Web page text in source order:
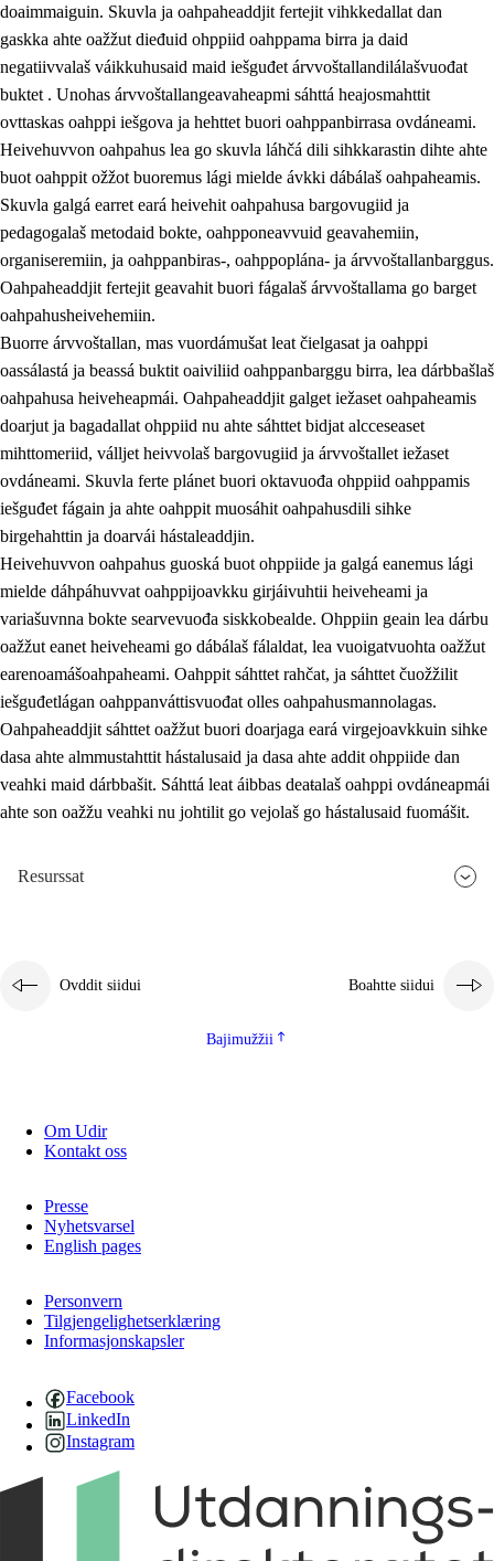
doaimmaiguin. Skuvla ja oahpaheaddjit fertejit vihkkedallat dan
gaskka ahte oažžut dieđuid ohppiid oahppama birra ja daid
negatiivvalaš váikkuhusaid maid iešguđet árvvoštallandilálašvuođat
buktet . Unohas árvvoštallangeavaheapmi sáhttá heajosmahttit
ovttaskas oahppi iešgova ja hehttet buori oahppanbirrasa ovdáneami.
Heivehuvvon oahpahus lea go skuvla láhčá dili sihkkarastin dihte ahte
buot oahppit ožžot buoremus lági mielde ávkki dábálaš oahpaheamis.
Skuvla galgá earret eará heivehit oahpahusa bargovugiid ja
pedagogalaš metodaid bokte, oahpponeavvuid geavahemiin,
organiseremiin, ja oahppanbiras-, oahppoplána- ja árvvoštallanbarggus.
Oahpaheaddjit fertejit geavahit buori fágalaš árvvoštallama go barget
oahpahusheivehemiin.
Buorre árvvoštallan, mas vuordámušat leat čielgasat ja oahppi
oassálastá ja beassá buktit oaiviliid oahppanbarggu birra, lea dárbbašlaš
oahpahusa heiveheapmái. Oahpaheaddjit galget iežaset oahpaheamis
doarjut ja bagadallat ohppiid nu ahte sáhttet bidjat alcceseaset
mihttomeriid, válljet heivvolaš bargovugiid ja árvvoštallet iežaset
ovdáneami. Skuvla ferte plánet buori oktavuođa ohppiid oahppamis
iešguđet fágain ja ahte oahppit muosáhit oahpahusdili sihke
birgehahttin ja doarvái hástaleaddjin.
Heivehuvvon oahpahus guoská buot ohppiide ja galgá eanemus lági
mielde dáhpáhuvvat oahppijoavkku girjáivuhtii heiveheami ja
variašuvnna bokte searvevuođa siskkobealde. Ohppiin geain lea dárbu
oažžut eanet heiveheami go dábálaš fálaldat, lea vuoigatvuohta oažžut
earenoamášoahpaheami. Oahppit sáhttet rahčat, ja sáhttet čuožžilit
iešguđetlágan oahppanváttisvuođat olles oahpahusmannolagas.
Oahpaheaddjit sáhttet oažžut buori doarjaga eará virgejoavkkuin sihke
dasa ahte almmustahttit hástalusaid ja dasa ahte addit ohppiide dan
veahki maid dárbbašit. Sáhttá leat áibbas deaŧalaš oahppi ovdáneapmái
ahte son oažžu veahki nu johtilit go vejolaš go hástalusaid fuomášit.
Resurssat
Ovddit siidui Boahtte siidui
Bajimužžii
Om Udir
Kontakt oss
Presse
Nyhetsvarsel
English pages
Personvern
Tilgjengelighetserklæring
Informasjonskapsler
Facebook
LinkedIn
Instagram